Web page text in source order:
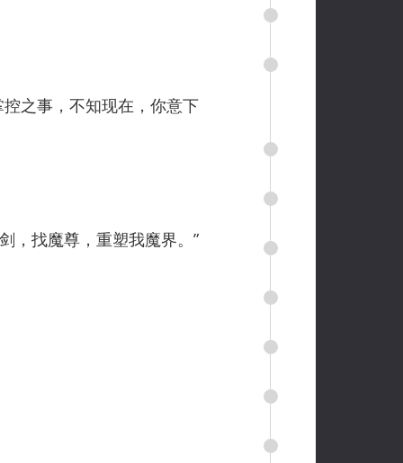
之事，不知现在，你意下
找魔尊，重塑我魔界。”